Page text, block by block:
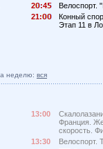
2
:4
Велоспорт.
21:
Конный
Этап 11 в
неделю: вся
13:00
Франция.
скорость.
13:30
Велоспорт.